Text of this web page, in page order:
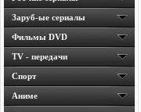
Заруб-ые сериалы
Фильмы DVD
TV - передачи
Спорт
Аниме